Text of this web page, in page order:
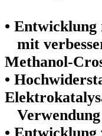
•
mit
Methanol-
•